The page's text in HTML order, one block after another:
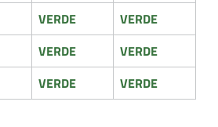
VERDE
VERDE
VERDE
VERDE
VERDE VERDE